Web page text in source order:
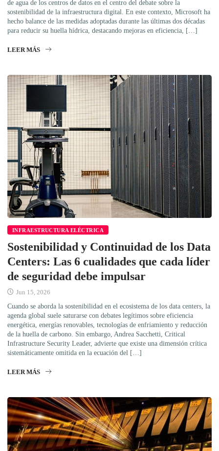
de agua de los centros de datos en el centro del debate sobre la
sostenibilidad de la infraestructura digital. En este contexto, Microsoft ha
hecho balance de las medidas adoptadas durante las últimas dos décadas
para reducir su huella hídrica, destacando mejoras en eficiencia, […]
LEER MÁS
INFRAESTRUCTURA ELÉCTRICA
Sostenibilidad y Continuidad de los Data
Centers: Las 6 cualidades que cada líder
de seguridad debe impulsar
Jun 15, 2026
Cuando se aborda la sostenibilidad en el ecosistema de los data centers, la
agenda global suele saturarse con debates legítimos sobre eficiencia
energética, energías renovables, tecnologías de enfriamiento y reducción
de la huella de carbono. Sin embargo, Andrea Sacchetti, Critical
Infrastructure Security Leader, advierte que existe una dimensión crítica
sistemáticamente omitida en la ecuación del […]
LEER MÁS